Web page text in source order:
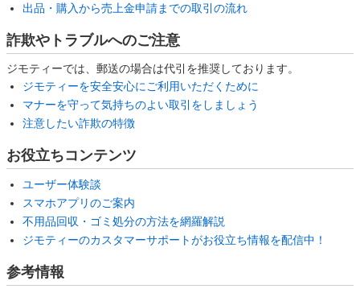
出品・購入から売上金申請までの取引の流れ
詐欺やトラブルへのご注意
ジモティーでは、郵送の場合は代引を推奨しております。
ジモティーを安全安心にご利用いただくために
マナーを守って気持ちのよい取引をしましょう
注意したい詐欺の特徴
お役立ちコンテンツ
ユーザー体験談
スマホアプリのご案内
不用品回収・ゴミ処分の方法を網羅解説
ジモティーのカスタマーサポートがお役立ち情報を配信中！
参考情報